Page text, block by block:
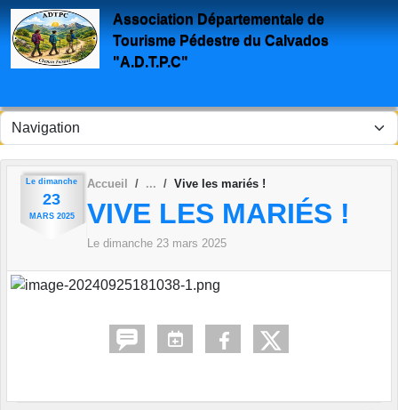
Association Départementale de
Tourisme Pédestre du Calvados
"A.D.T.P.C"
Le dimanche
23
MARS 2025
Accueil Vive les mariés !
VIVE LES MARIÉS !
Le dimanche 23 mars 2025
Panneau de gestion des cookies